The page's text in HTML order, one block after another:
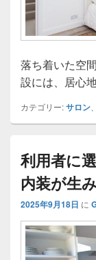
落ち着いた空
設には、居心
カテゴリー:サロン
利用者に
内装が生
2025年9月18日 に